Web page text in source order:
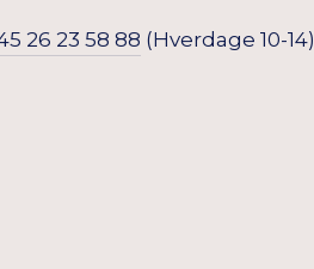
26 23 58 88 (Hverdage 10-14)